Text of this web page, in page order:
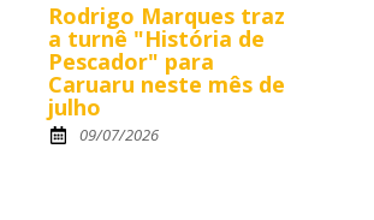
Rodrigo Marques traz
a turnê "História de
Pescador" para
Caruaru neste mês de
julho
09/07/2026